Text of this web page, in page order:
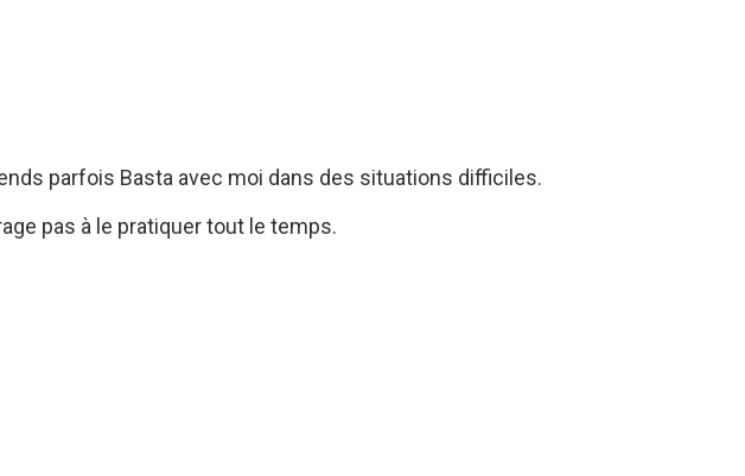
parfois Basta avec moi dans des situations difficiles.
pas à le pratiquer tout le temps.